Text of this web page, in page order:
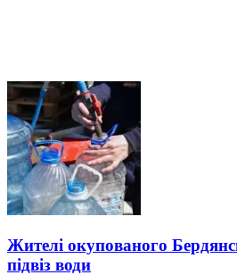
Жителі окупованого
підвіз води